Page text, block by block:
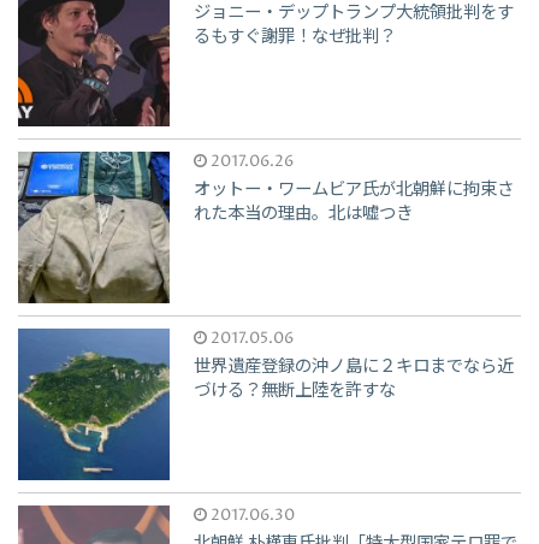
ジョニー・デップトランプ大統領批判をす
るもすぐ謝罪！なぜ批判？
2017.06.26
オットー・ワームビア氏が北朝鮮に拘束さ
れた本当の理由。北は嘘つき
2017.05.06
世界遺産登録の沖ノ島に２キロまでなら近
づける？無断上陸を許すな
2017.06.30